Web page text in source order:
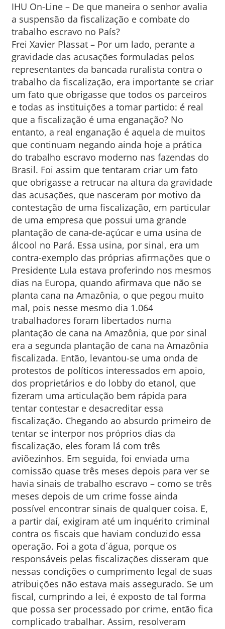
IHU On-Line – De que maneira o senhor avalia
a suspensão da fiscalização e combate do
trabalho escravo no País?
Frei Xavier Plassat – Por um lado, perante a
gravidade das acusações formuladas pelos
representantes da bancada ruralista contra o
trabalho da fiscalização, era importante se criar
um fato que obrigasse que todos os parceiros
e todas as instituições a tomar partido: é real
que a fiscalização é uma enganação? No
entanto, a real enganação é aquela de muitos
que continuam negando ainda hoje a prática
do trabalho escravo moderno nas fazendas do
Brasil. Foi assim que tentaram criar um fato
que obrigasse a retrucar na altura da gravidade
das acusações, que nasceram por motivo da
contestação de uma fiscalização, em particular
de uma empresa que possui uma grande
plantação de cana-de-açúcar e uma usina de
álcool no Pará. Essa usina, por sinal, era um
contra-exemplo das próprias afirmações que o
Presidente Lula estava proferindo nos mesmos
dias na Europa, quando afirmava que não se
planta cana na Amazônia, o que pegou muito
mal, pois nesse mesmo dia 1.064
trabalhadores foram libertados numa
plantação de cana na Amazônia, que por sinal
era a segunda plantação de cana na Amazônia
fiscalizada. Então, levantou-se uma onda de
protestos de políticos interessados em apoio,
dos proprietários e do lobby do etanol, que
fizeram uma articulação bem rápida para
tentar contestar e desacreditar essa
fiscalização. Chegando ao absurdo primeiro de
tentar se interpor nos próprios dias da
fiscalização, eles foram lá com três
aviõezinhos. Em seguida, foi enviada uma
comissão quase três meses depois para ver se
havia sinais de trabalho escravo – como se três
meses depois de um crime fosse ainda
possível encontrar sinais de qualquer coisa. E,
a partir daí, exigiram até um inquérito criminal
contra os fiscais que haviam conduzido essa
operação. Foi a gota d´água, porque os
responsáveis pelas fiscalizações disseram que
nessas condições o cumprimento legal de suas
atribuições não estava mais assegurado. Se um
fiscal, cumprindo a lei, é exposto de tal forma
que possa ser processado por crime, então fica
complicado trabalhar. Assim, resolveram